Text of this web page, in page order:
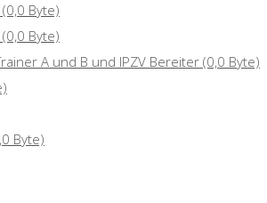
(0,0 Byte)
(0,0 Byte)
A und B und IPZV Bereiter (0,0 Byte)
Byte)